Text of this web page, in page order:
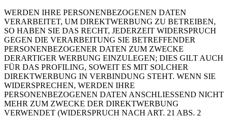
WERDEN IHRE PERSONENBEZOGENEN DATEN
VERARBEITET, UM DIREKTWERBUNG ZU BETREIBEN,
SO HABEN SIE DAS RECHT, JEDERZEIT WIDERSPRUCH
GEGEN DIE VERARBEITUNG SIE BETREFFENDER
PERSONENBEZOGENER DATEN ZUM ZWECKE
DERARTIGER WERBUNG EINZULEGEN; DIES GILT AUCH
FÜR DAS PROFILING, SOWEIT ES MIT SOLCHER
DIREKTWERBUNG IN VERBINDUNG STEHT. WENN SIE
WIDERSPRECHEN, WERDEN IHRE
PERSONENBEZOGENEN DATEN ANSCHLIESSEND NICHT
MEHR ZUM ZWECKE DER DIREKTWERBUNG
VERWENDET (WIDERSPRUCH NACH ART. 21 ABS. 2